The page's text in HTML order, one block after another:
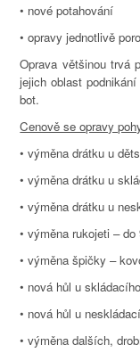
• nové potahování
• opravy jednotlivě
Oprava většinou trvá
jejich oblast
bot.
Cenově se opravy
• výměna drátku u
• výměna drátku u
• výměna drátku u
• výměna rukojeti – do
• výměna špičky –
• nová hůl u
• nová hůl u
• výměna dalších,